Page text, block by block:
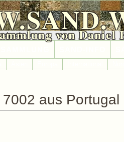
von Daniel
aus Portugal